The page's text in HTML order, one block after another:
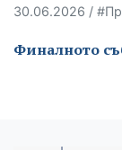
30.06.2026 /
Финалното